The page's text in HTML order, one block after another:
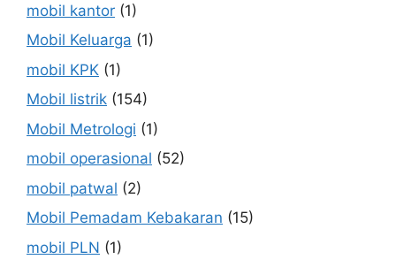
mobil kantor (1)
Mobil Keluarga (1)
mobil KPK (1)
Mobil listrik (154)
Mobil Metrologi (1)
mobil operasional (52)
mobil patwal (2)
Mobil Pemadam Kebakaran (15)
mobil PLN (1)